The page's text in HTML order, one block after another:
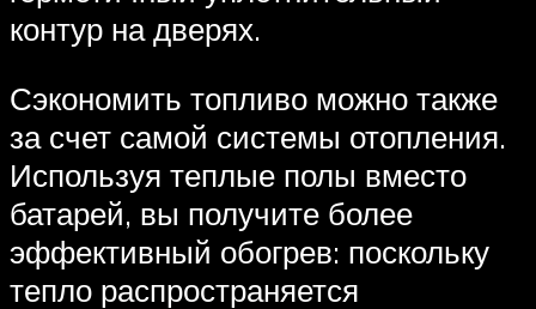
контур на дверях.
Сэкономить топливо можно также
за счет самой системы отопления.
Используя теплые полы вместо
батарей, вы получите более
эффективный обогрев: поскольку
тепло распространяется